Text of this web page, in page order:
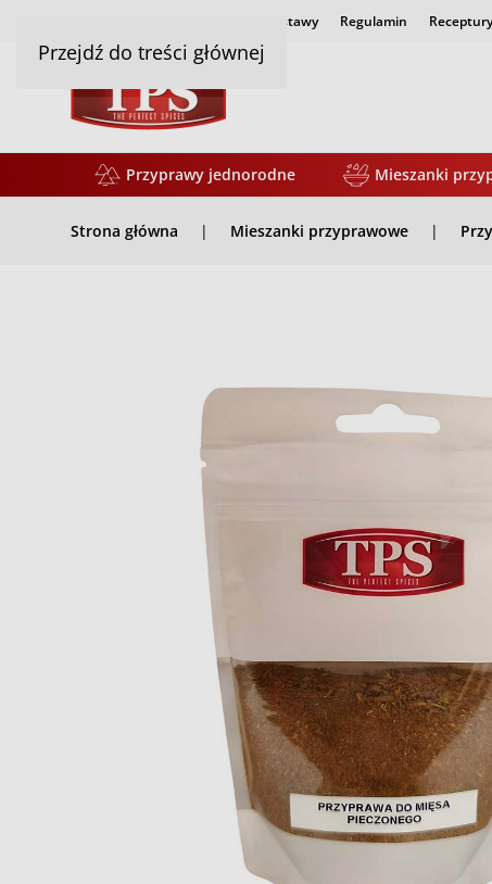
Przejdź do treści głównej
Czas i koszty dostawy Regulamin Receptury
Przyprawy jednorodne Mieszanki
Strona główna Mieszanki przyprawowe